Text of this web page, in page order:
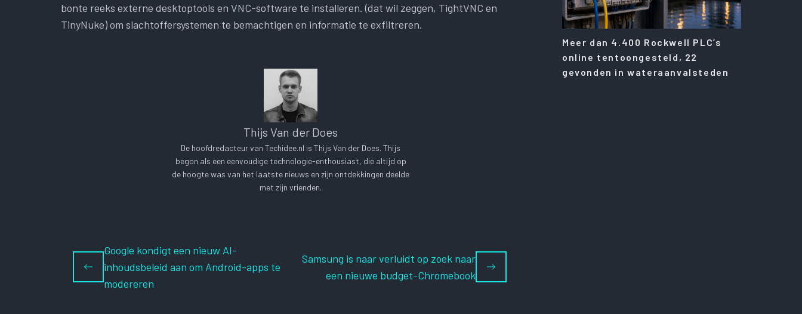
bonte reeks externe desktoptools en VNC-software te installeren. (dat wil zeggen, TightVNC en
TinyNuke) om slachtoffersystemen te bemachtigen en informatie te exfiltreren.
Thijs Van der Does
De hoofdredacteur van Techidee.nl is Thijs Van der Does. Thijs
begon als een eenvoudige technologie-enthousiast, die altijd op
de hoogte was van het laatste nieuws en zijn ontdekkingen deelde
met zijn vrienden.
Google kondigt een nieuw AI-
inhoudsbeleid aan om Android-apps te
modereren
Samsung is naar verluidt op zoek naar
een nieuwe budget-Chromebook
Meer dan 4.400 Rockwell PLC’s
online tentoongesteld, 22
gevonden in wateraanvalsteden